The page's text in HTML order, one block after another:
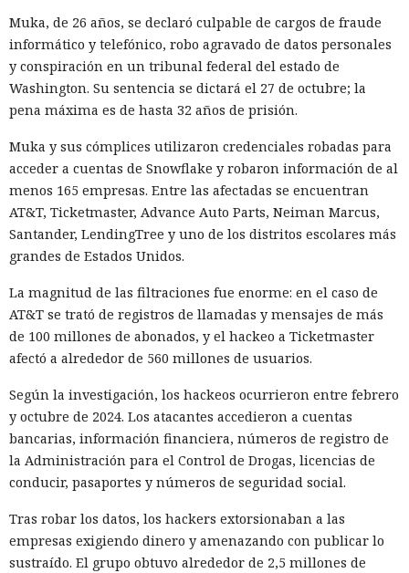
Muka, de 26 años, se declaró culpable de cargos de fraude
informático y telefónico, robo agravado de datos personales
y conspiración en un tribunal federal del estado de
Washington. Su sentencia se dictará el 27 de octubre; la
pena máxima es de hasta 32 años de prisión.
Muka y sus cómplices utilizaron credenciales robadas para
acceder a cuentas de Snowflake y robaron información de al
menos 165 empresas. Entre las afectadas se encuentran
AT&T, Ticketmaster, Advance Auto Parts, Neiman Marcus,
Santander, LendingTree y uno de los distritos escolares más
grandes de Estados Unidos.
La magnitud de las filtraciones fue enorme: en el caso de
AT&T se trató de registros de llamadas y mensajes de más
de 100 millones de abonados, y el hackeo a Ticketmaster
afectó a alrededor de 560 millones de usuarios.
Según la investigación, los hackeos ocurrieron entre febrero
y octubre de 2024. Los atacantes accedieron a cuentas
bancarias, información financiera, números de registro de
la Administración para el Control de Drogas, licencias de
conducir, pasaportes y números de seguridad social.
Tras robar los datos, los hackers extorsionaban a las
empresas exigiendo dinero y amenazando con publicar lo
sustraído. El grupo obtuvo alrededor de 2,5 millones de